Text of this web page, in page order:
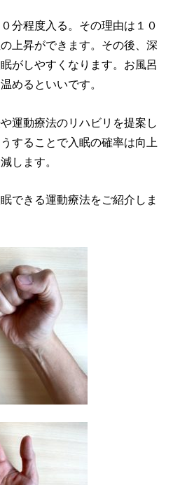
分程度入る。その理由は１０
上昇ができます。その後、深
がしやすくなります。お風呂
めるといいです。
運動療法のリハビリを提案し
することで入眠の確率は向上
します。
できる運動療法をご紹介しま